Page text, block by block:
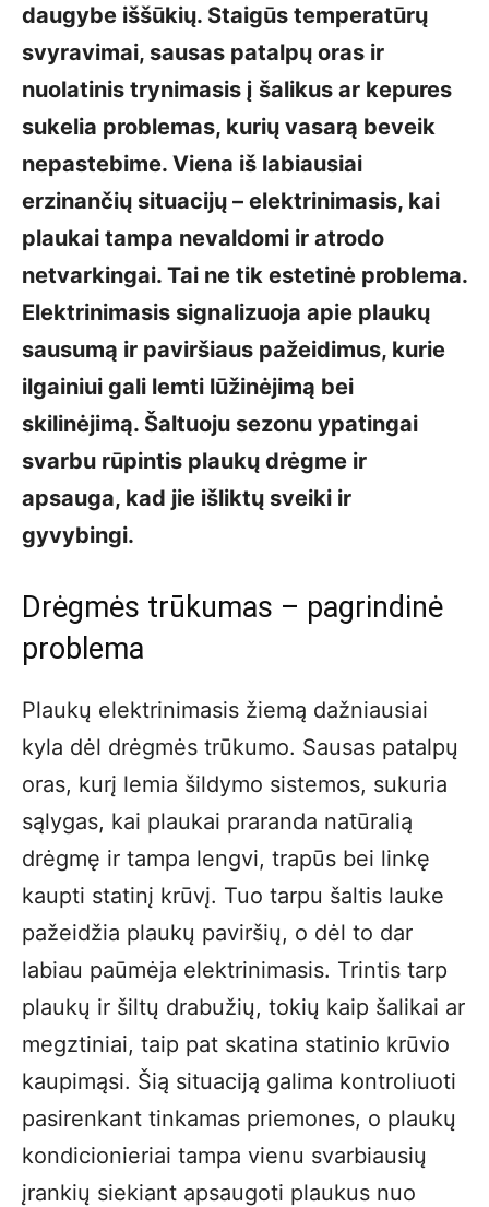
daugybe iššūkių. Staigūs temperatūrų
svyravimai, sausas patalpų oras ir
nuolatinis trynimasis į šalikus ar kepures
sukelia problemas, kurių vasarą beveik
nepastebime. Viena iš labiausiai
erzinančių situacijų – elektrinimasis, kai
plaukai tampa nevaldomi ir atrodo
netvarkingai. Tai ne tik estetinė problema.
Elektrinimasis signalizuoja apie plaukų
sausumą ir paviršiaus pažeidimus, kurie
ilgainiui gali lemti lūžinėjimą bei
skilinėjimą. Šaltuoju sezonu ypatingai
svarbu rūpintis plaukų drėgme ir
apsauga, kad jie išliktų sveiki ir
gyvybingi.
Drėgmės trūkumas – pagrindinė
problema
Plaukų elektrinimasis žiemą dažniausiai
kyla dėl drėgmės trūkumo. Sausas patalpų
oras, kurį lemia šildymo sistemos, sukuria
sąlygas, kai plaukai praranda natūralią
drėgmę ir tampa lengvi, trapūs bei linkę
kaupti statinį krūvį. Tuo tarpu šaltis lauke
pažeidžia plaukų paviršių, o dėl to dar
labiau paūmėja elektrinimasis. Trintis tarp
plaukų ir šiltų drabužių, tokių kaip šalikai ar
megztiniai, taip pat skatina statinio krūvio
kaupimąsi. Šią situaciją galima kontroliuoti
pasirenkant tinkamas priemones, o plaukų
kondicionieriai tampa vienu svarbiausių
įrankių siekiant apsaugoti plaukus nuo